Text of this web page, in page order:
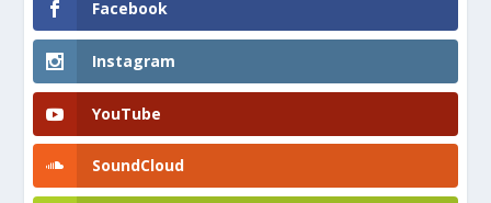
Facebook
Instagram
YouTube
SoundCloud